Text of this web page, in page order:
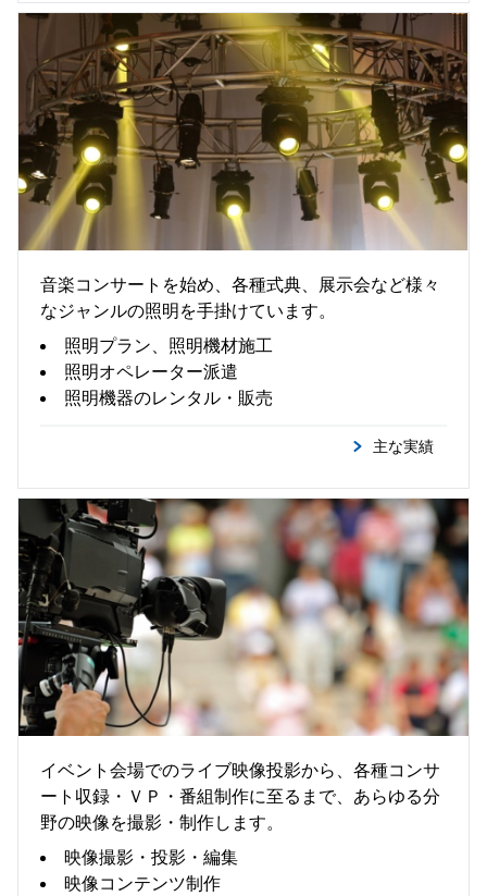
音楽コンサートを始め、各種式典、展示会など様々
なジャンルの照明を手掛けています。
照明プラン、照明機材施工
照明オペレーター派遣
照明機器のレンタル・販売
主な実績
イベント会場でのライブ映像投影から、各種コンサ
ート収録・ＶＰ・番組制作に至るまで、あらゆる分
野の映像を撮影・制作します。
映像撮影・投影・編集
映像コンテンツ制作